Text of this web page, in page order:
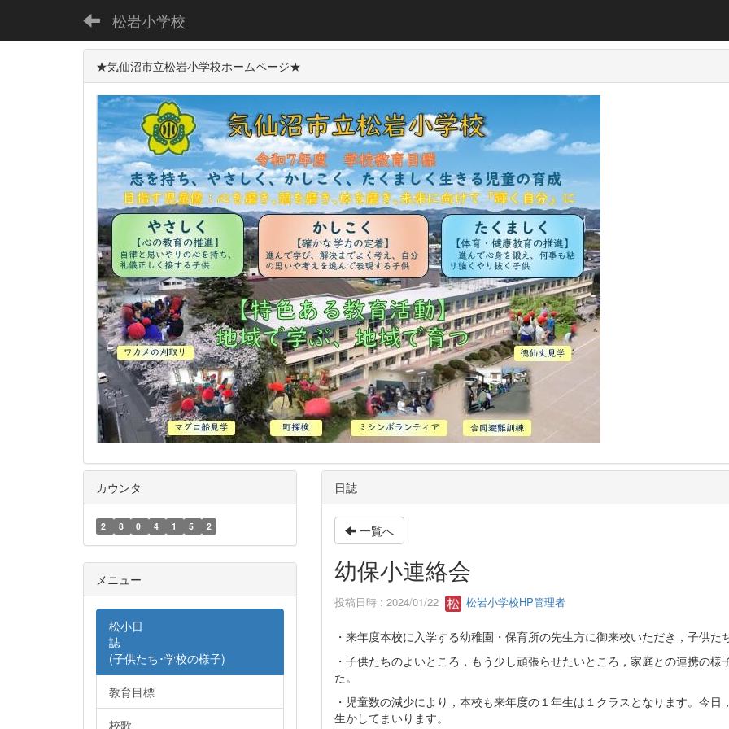
松岩小学校
★気仙沼市立松岩小学校ホームページ★
日誌
一覧へ
幼保小連絡会
投稿日時 : 2024/01/22 松岩小学校HP管理者
・来年度本校に入学する幼稚園・保育所の先生方に御来校いただき，子供
・子供たちのよいところ，もう少し頑張らせたいところ，家庭との連携の
た。
・児童数の減少により，本校も来年度の１年生は１クラスとなります。今
生かしてまいります。
カウンタ
2 8 0 4 1 5 2
メニュー
松小日
誌
(子供たち･学校の様子)
教育目標
校歌